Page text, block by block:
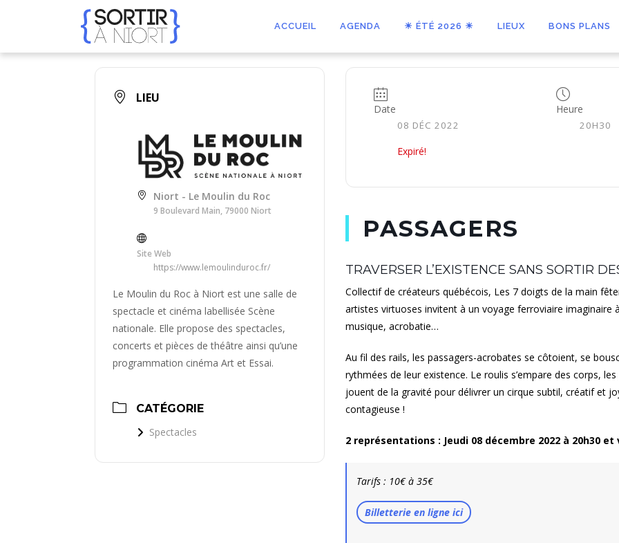
ACCUEIL AGENDA ☀ ÉTÉ 2026 ☀ LIEUX BONS PLANS
LIEU
Niort - Le Moulin du Roc
9 Boulevard Main, 79000 Niort
Site Web
https://www.lemoulinduroc.fr/
Le Moulin du Roc à Niort est une salle de
spectacle et cinéma labellisée Scène
nationale. Elle propose des spectacles,
concerts et pièces de théâtre ainsi qu’une
programmation cinéma Art et Essai.
CATÉGORIE
Spectacles
Date
08 DÉC 2022
Expiré!
Heure
20H30
PASSAGERS
TRAVERSER L’EXISTENCE SANS SORTIR
Collectif de créateurs québécois, Les 7 doigts de la main
artistes virtuoses invitent à un voyage ferroviaire imaginaire
musique, acrobatie…
Au fil des rails, les passagers-acrobates se côtoient, se
rythmées de leur existence. Le roulis s’empare des corps,
jouent de la gravité pour délivrer un cirque subtil, créatif et
contagieuse !
2 représentations : Jeudi 08 décembre 2022 à 20h30 et
Tarifs : 10€ à 35€
Billetterie en ligne ici